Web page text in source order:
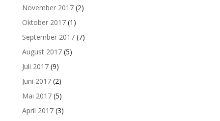
November 2017(2)
Oktober 2017(1)
September 2017(7)
August 2017(5)
Juli 2017(9)
Juni 2017(2)
Mai 2017(5)
April 2017(3)